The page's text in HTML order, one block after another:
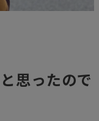
思ったので